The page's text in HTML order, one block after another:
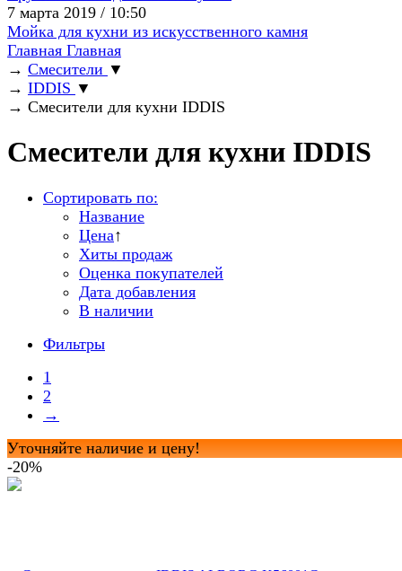
7 марта 2019 / 10:50
Мойка для кухни из искусственного камня
Главная Главная
→ Смесители ▼
→ IDDIS ▼
→ Смесители для кухни IDDIS
Смесители для кухни IDDIS
Сортировать по:
Название
Цена↑
Хиты продаж
Оценка покупателей
Дата добавления
В наличии
Фильтры
1
2
→
Уточняйте наличие и цену!
-20%